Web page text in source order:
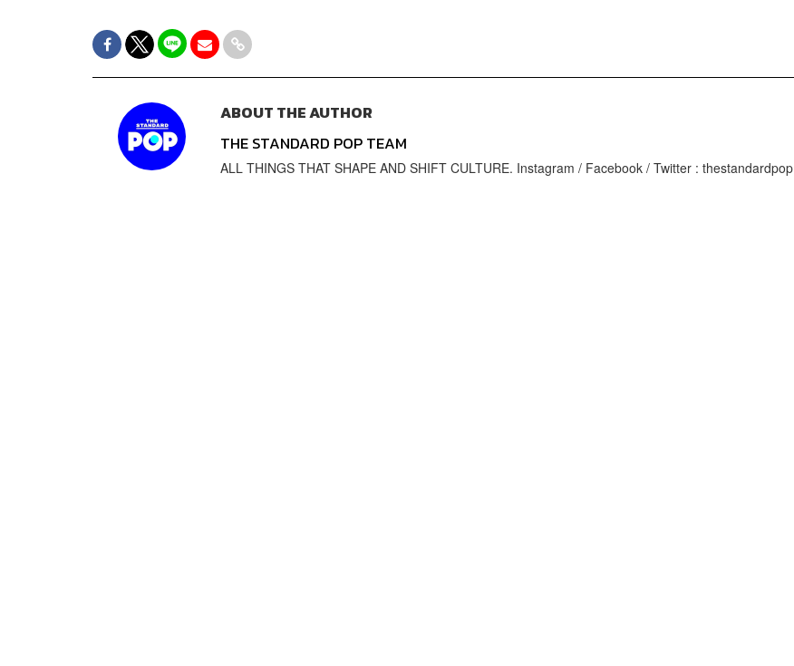
ABOUT THE AUTHOR
THE STANDARD POP TEAM
ALL THINGS THAT SHAPE AND SHIFT CULTURE. Instagram / Facebook / Twitter : thestandardpop